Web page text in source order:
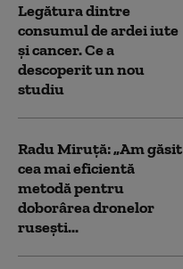
Legătura dintre
consumul de ardei iute
și cancer. Ce a
descoperit un nou
studiu
Radu Miruță: „Am găsit
cea mai eficientă
metodă pentru
doborârea dronelor
rusești...